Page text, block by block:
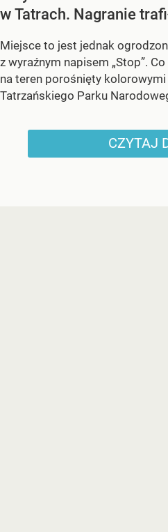
w Tatrach. Nagranie
Miejsce to jest jednak
z wyraźnym napisem „Stop”.
na teren porośnięty
Tatrzańskiego Parku
CZYTAJ